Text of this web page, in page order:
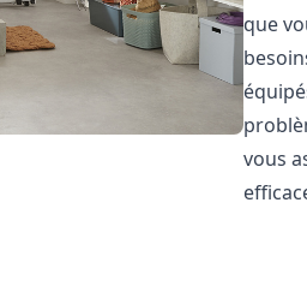
que
vous